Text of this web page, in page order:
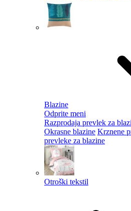
Blazine
Odprite meni
Razprodaja prevlek za
Okrasne blazine Krznene
prevleke za blazine
Otroški tekstil